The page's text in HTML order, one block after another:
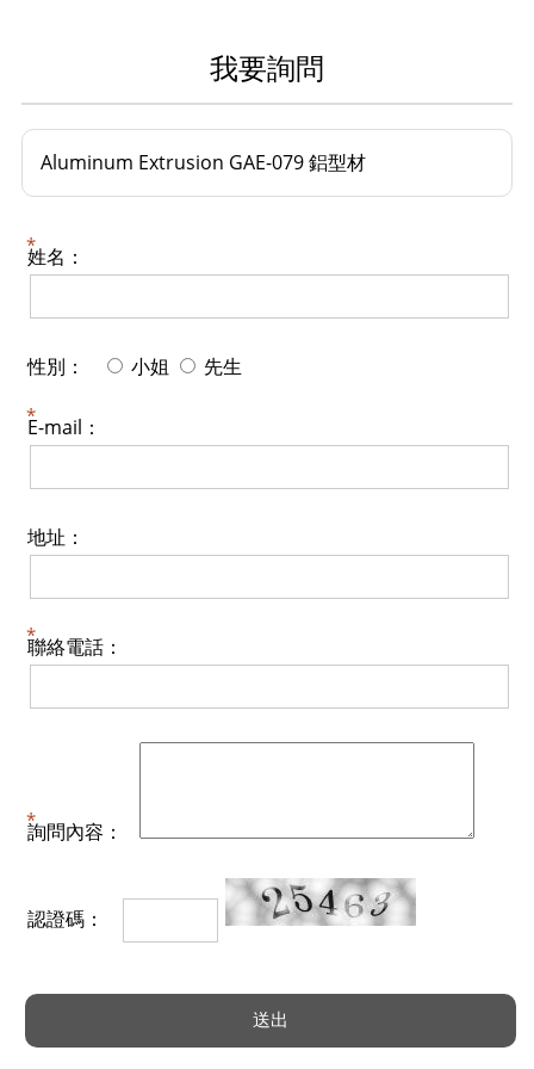
我要詢問
Aluminum Extrusion GAE-079 鋁型材
姓名：
性別： 小姐 先生
E-mail：
地址：
聯絡電話：
詢問內容：
認證碼：